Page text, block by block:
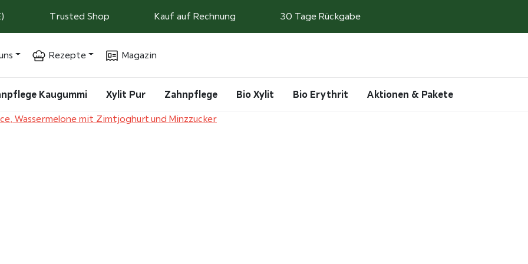
Trusted Shop Kauf auf Rechnung 30 Tage Rückgabe
Rezepte Magazin
Kaugummi Xylit Pur Zahnpflege Bio Xylit Bio Erythrit Aktionen & Pakete